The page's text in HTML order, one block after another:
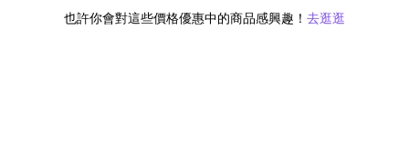
也許你會對這些價格優惠中的商品感興趣！ 去逛逛